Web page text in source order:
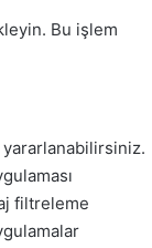
Bu işlem
filtreleme